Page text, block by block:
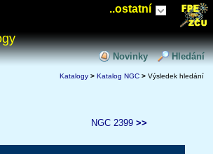
..ostatní
Novinky Hledání
Katalogy > Katalog NGC > Výsledek hledání
NGC 2399 >>